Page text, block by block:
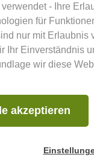
- Ihre
für
nur mit
Ihr Einverständnis
wir diese
akzeptieren